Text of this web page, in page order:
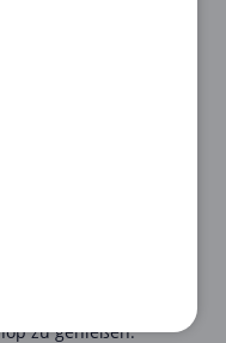
für Rock- und
Festival-Gear bis hin
EMP alle Ihre
Sie ein Fan von
oder der
EMP definitiv Ihre
Verkäufen
Besonders mit
Band-Shirts,
und mehr zu
Sie nicht die
Einsparungen in
zu genießen.